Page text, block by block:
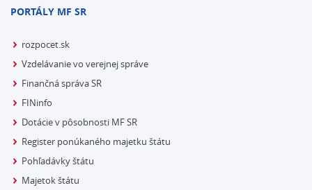
PORTÁLY MF SR
rozpocet.sk
Vzdelávanie vo verejnej správe
Finančná správa SR
FINinfo
Dotácie v pôsobnosti MF SR
Register ponúkaného majetku štátu
Pohľadávky štátu
Majetok štátu